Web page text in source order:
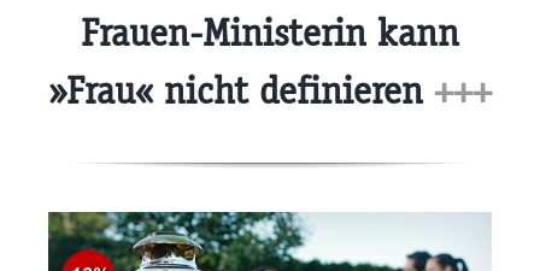
Frauen-Ministerin kann
»Frau« nicht definieren +++